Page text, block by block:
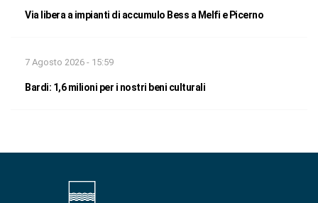
Via libera a impianti di accumulo Bess a Melfi e Picerno
7 Agosto 2026 - 15:59
Bardi: 1,6 milioni per i nostri beni culturali